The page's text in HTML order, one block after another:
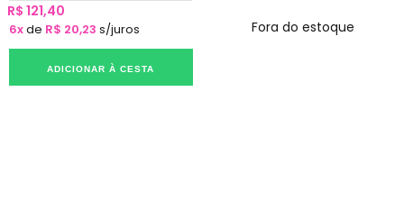
R$ 121,40
6xde R$ 20,23 s/juros
ADICIONAR À CESTA
Fora do estoque